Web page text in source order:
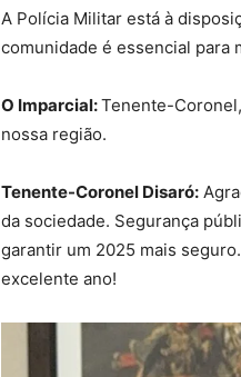
A Polícia Militar está à
comunidade é essencial para
O Imparcial:Tenente-
nossa região.
Tenente-Coronel Disaró:
da sociedade. Segurança
garantir um 2025 mais
excelente ano!